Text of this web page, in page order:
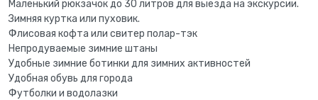
Маленький рюкзачок до 30 литров для выезда на экскурсии.
Зимняя куртка или пуховик.
Флисовая кофта или свитер полар-тэк
Непродуваемые зимние штаны
Удобные зимние ботинки для зимних активностей
Удобная обувь для города
Футболки и водолазки